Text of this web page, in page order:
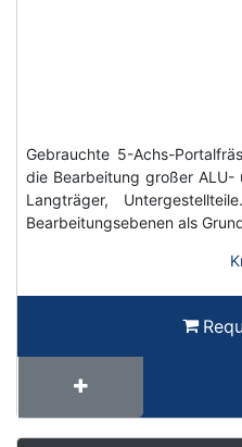
Gebrauchte 5-Achs-
die Bearbeitung großer ALU-
Langträger,
Bearbeitungsebenen als